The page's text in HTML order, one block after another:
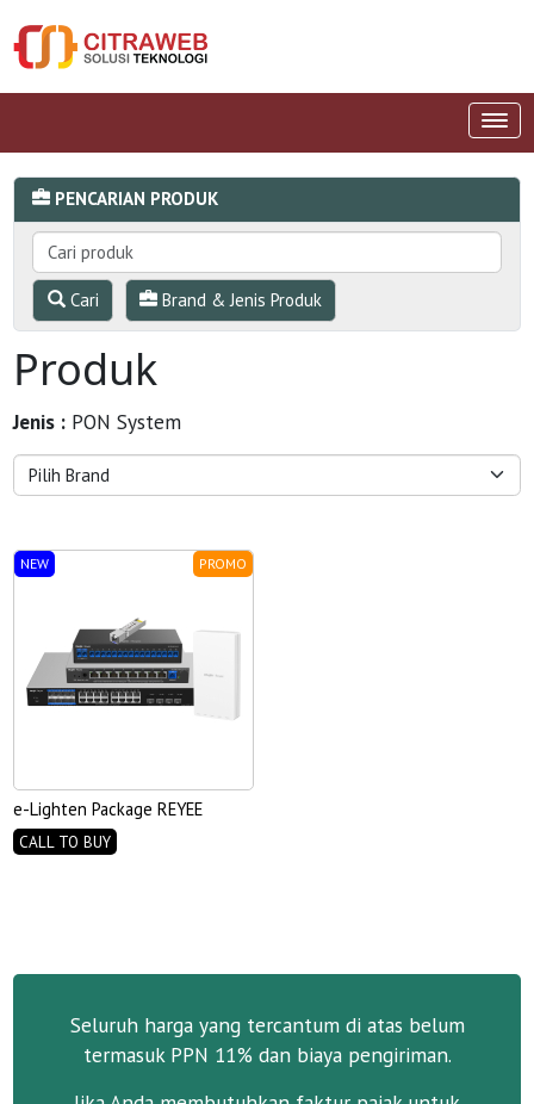
PENCARIAN PRODUK
Cari Brand & Jenis Produk
Produk
Jenis : PON System
NEW PROMO
e-Lighten Package REYEE
CALL TO BUY
Seluruh harga yang tercantum di atas belum
termasuk PPN 11% dan biaya pengiriman.